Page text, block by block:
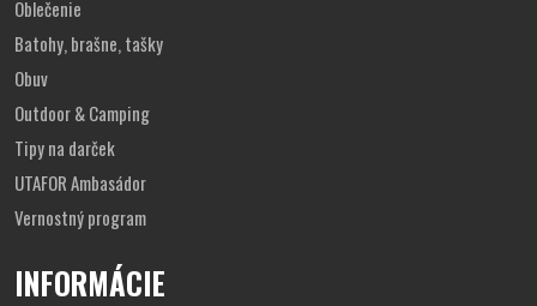
Oblečenie
Batohy, brašne, tašky
Obuv
Outdoor & Camping
Tipy na darček
UTAFOR Ambasádor
Vernostný program
INFORMÁCIE